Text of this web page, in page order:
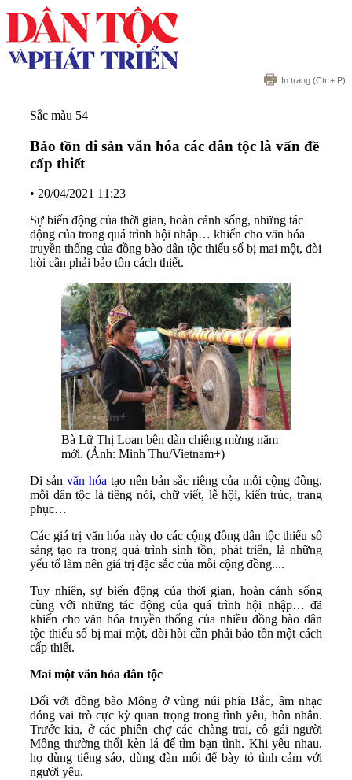
In trang (Ctr + P)
Sắc màu 54
Bảo tồn di sản văn hóa các dân tộc là vấn đề
cấp thiết
• 20/04/2021 11:23
Sự biến động của thời gian, hoàn cảnh sống, những tác
động của trong quá trình hội nhập… khiến cho văn hóa
truyền thống của đồng bào dân tộc thiểu số bị mai một, đòi
hòi cần phải bảo tồn cách thiết.
Bà Lữ Thị Loan bên dàn chiêng mừng năm
mới. (Ảnh: Minh Thu/Vietnam+)
Di sản văn hóatạo nên bản sắc riêng của mỗi cộng đồng,
mỗi dân tộc là tiếng nói, chữ viết, lễ hội, kiến trúc, trang
phục…
Các giá trị văn hóa này do các cộng đồng dân tộc thiểu số
sáng tạo ra trong quá trình sinh tồn, phát triển, là những
yếu tố làm nên giá trị đặc sắc của mỗi cộng đồng....
Tuy nhiên, sự biến động của thời gian, hoàn cảnh sống
cùng với những tác động của quá trình hội nhập… đã
khiến cho văn hóa truyền thống của nhiều đồng bào dân
tộc thiểu số bị mai một, đòi hòi cần phải bảo tồn một cách
cấp thiết.
Mai một văn hóa dân tộc
Đối với đồng bào Mông ở vùng núi phía Bắc, âm nhạc
đóng vai trò cực kỳ quan trọng trong tình yêu, hôn nhân.
Trước kia, ở các phiên chợ các chàng trai, cô gái người
Mông thường thổi kèn lá để tìm bạn tình. Khi yêu nhau,
họ dùng tiếng sáo, dùng đàn môi để bày tỏ tình cảm với
người yêu.